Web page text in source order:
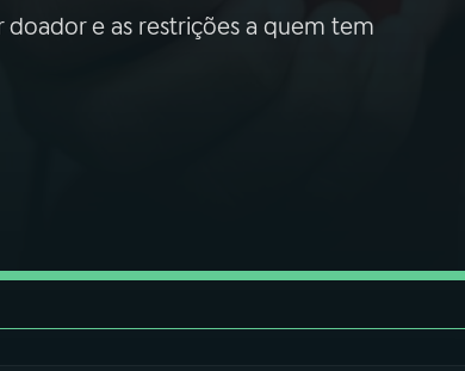
e as restrições a quem tem